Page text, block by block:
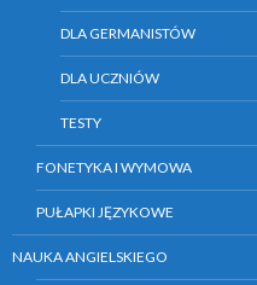
DLA GERMANISTÓW
DLA UCZNIÓW
TESTY
FONETYKA I WYMOWA
PUŁAPKI JĘZYKOWE
NAUKA ANGIELSKIEGO